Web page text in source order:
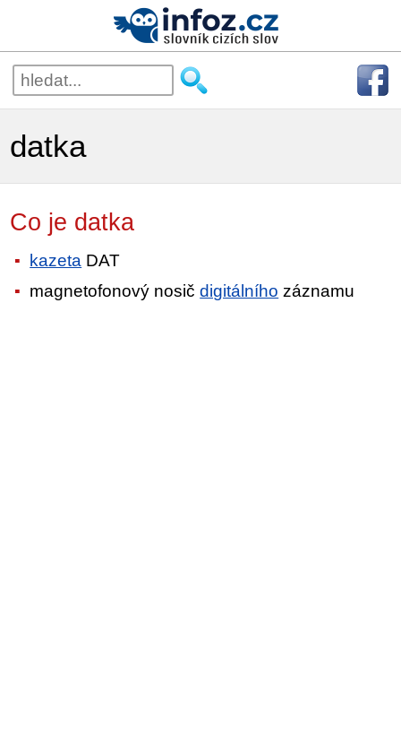
datka
Co je datka
kazeta DAT
magnetofonový nosičdigitálního záznamu